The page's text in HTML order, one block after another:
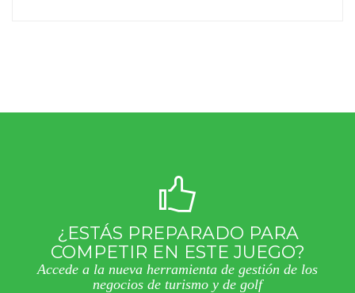
¿ESTÁS PREPARADO PARA
COMPETIR EN ESTE JUEGO?
Accede a la nueva herramienta de gestión de los
negocios de turismo y de golf